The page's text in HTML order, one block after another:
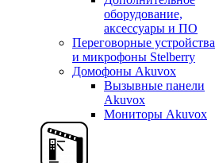
оборудование,
аксессуары и ПО
Переговорные устройства
и микрофоны Stelberry
Домофоны Akuvox
Вызывные панели
Akuvox
Мониторы Akuvox